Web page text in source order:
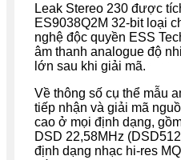
Leak Stereo 230 được
ES9038Q2M 32-bit loại
nghệ độc quyền ESS
âm thanh analogue độ
lớn sau khi giải mã.
Về thông số cụ thể mẫu
tiếp nhận và giải mã
cao ở mọi định dạng,
DSD 22,58MHz
định dạng nhạc hi-res